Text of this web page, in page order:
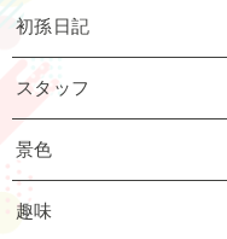
初孫日記
スタッフ
景色
趣味